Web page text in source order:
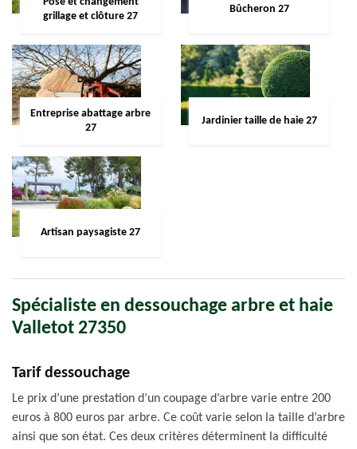
grillage et clôture 27
Bûcheron 27
Entreprise abattage arbre
27
Jardinier taille de haie 27
Artisan paysagiste 27
Spécialiste en dessouchage arbre et haie
Valletot 27350
Tarif dessouchage
Le prix d’une prestation d’un coupage d’arbre varie entre 200
euros à 800 euros par arbre. Ce coût varie selon la taille d’arbre
ainsi que son état. Ces deux critères déterminent la difficulté